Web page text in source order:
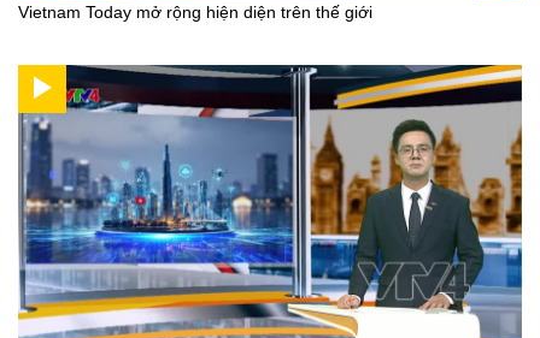
Vietnam Today mở rộng hiện diện trên thế giới